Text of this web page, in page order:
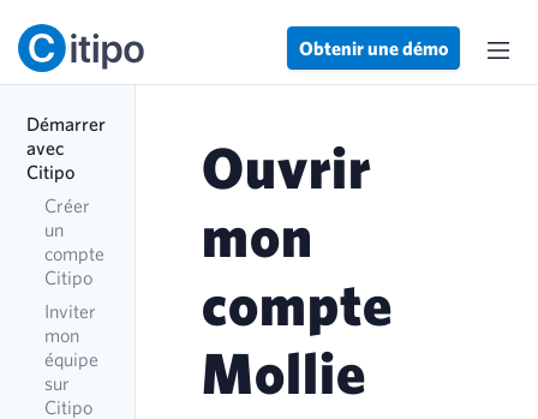
Obtenir une démo
Démarrer
avec
Citipo
Créer
un
compte
Citipo
Inviter
mon
équipe
sur
Citipo
Ouvrir
mon
compte
Mollie